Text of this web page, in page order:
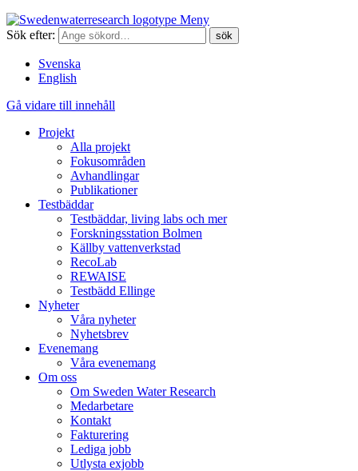
Meny
Sök efter:
Svenska
English
Gå vidare till innehåll
Projekt
Alla projekt
Fokusområden
Avhandlingar
Publikationer
Testbäddar
Testbäddar, living labs och mer
Forskningsstation Bolmen
Källby vattenverkstad
RecoLab
REWAISE
Testbädd Ellinge
Nyheter
Våra nyheter
Nyhetsbrev
Evenemang
Våra evenemang
Om oss
Om Sweden Water Research
Medarbetare
Kontakt
Fakturering
Lediga jobb
Utlysta exjobb